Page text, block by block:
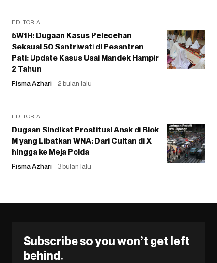
EDITORIAL
5W1H: Dugaan Kasus Pelecehan
Seksual 50 Santriwati di Pesantren
Pati: Update Kasus Usai Mandek Hampir
2 Tahun
Risma Azhari 2 bulan lalu
EDITORIAL
Dugaan Sindikat Prostitusi Anak di Blok
M yang Libatkan WNA: Dari Cuitan di X
hingga ke Meja Polda
Risma Azhari 3 bulan lalu
Subscribe so you won’t get left
behind.